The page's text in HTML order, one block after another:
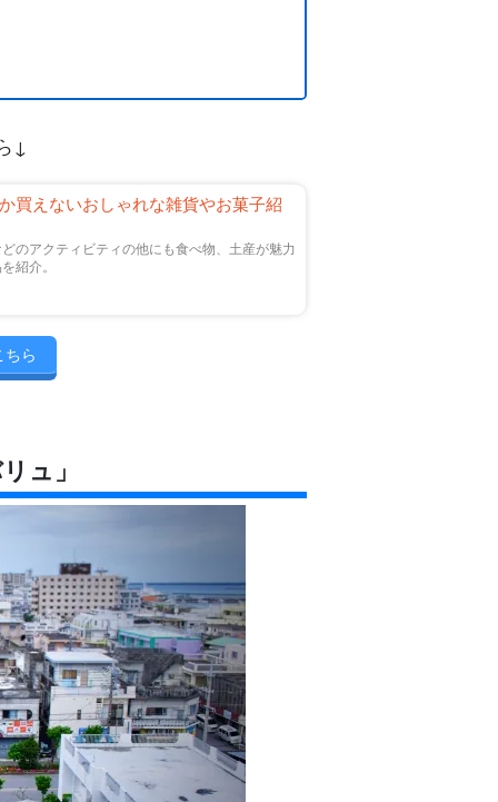
↓
買えないおしゃれな雑貨やお菓子紹
のアクティビティの他にも食べ物、土産が魅力
紹介。
ら
ュ」